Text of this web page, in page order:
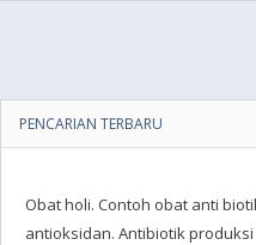
PENCARIAN TERBARU
Obat holi. Contoh obat anti
antioksidan. Antibiotik produksi